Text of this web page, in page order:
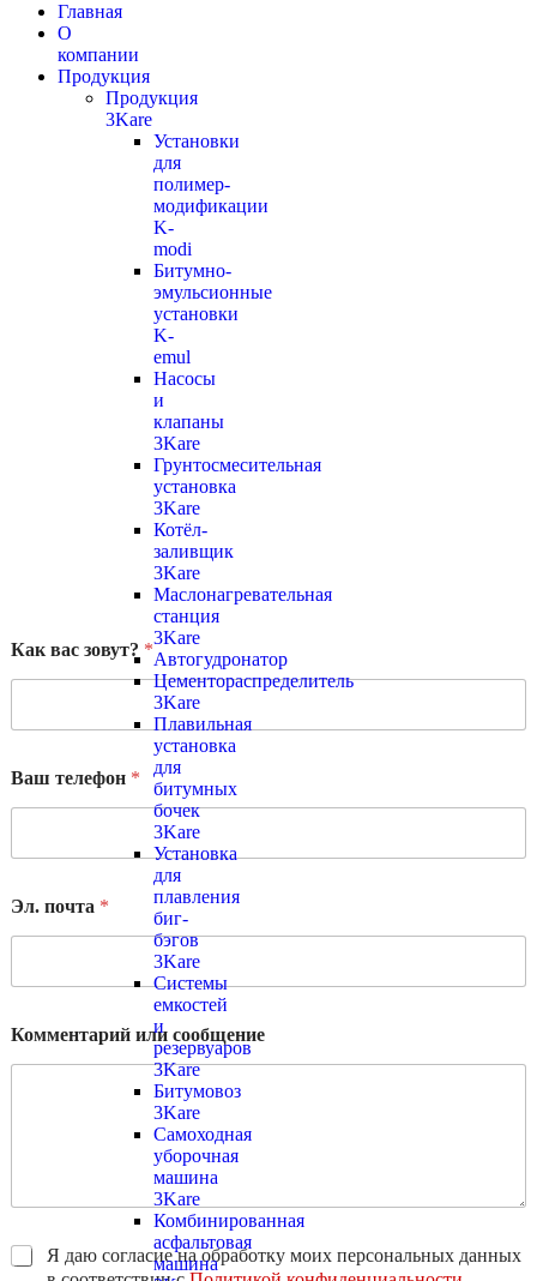
Главная
О
компании
Продукция
Продукция
3Kare
Установки
для
полимер-
модификации
K-
modi
Битумно-
эмульсионные
установки
K-
emul
Насосы
и
клапаны
3Kare
Грунтосмесительная
установка
3Kare
Котёл-
заливщик
3Kare
Маслонагревательная
станция
3Kare
Автогудронатор
Цементораспределитель
3Kare
Плавильная
установка
для
битумных
бочек
3Kare
Установка
для
плавления
биг-
бэгов
3Kare
Системы
емкостей
и
резервуаров
3Kare
Битумовоз
3Kare
Самоходная
уборочная
машина
3Kare
Комбинированная
асфальтовая
машина
Как вас зовут? *
Ваш телефон *
Эл. почта *
Комментарий или сообщение
Я даю согласие на обработку моих персональных данных